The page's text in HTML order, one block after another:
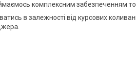
комплексним забезпеченням
в залежності від курсових